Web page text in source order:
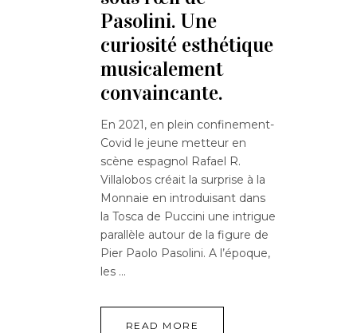
Pasolini. Une
curiosité esthétique
musicalement
convaincante.
En 2021, en plein confinement-
Covid le jeune metteur en
scène espagnol Rafael R.
Villalobos créait la surprise à la
Monnaie en introduisant dans
la Tosca de Puccini une intrigue
parallèle autour de la figure de
Pier Paolo Pasolini. A l’époque,
les
READ MORE